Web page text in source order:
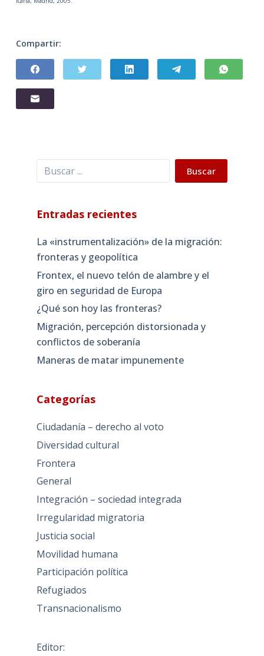
Compartir:
Buscar Buscar
Entradas recientes
La «instrumentalización» de la migración:
fronteras y geopolítica
Frontex, el nuevo telón de alambre y el
giro en seguridad de Europa
¿Qué son hoy las fronteras?
Migración, percepción distorsionada y
conflictos de soberanía
Maneras de matar impunemente
Categorías
Ciudadanía – derecho al voto
Diversidad cultural
Frontera
General
Integración – sociedad integrada
Irregularidad migratoria
Justicia social
Movilidad humana
Participación política
Refugiados
Transnacionalismo
Editor: